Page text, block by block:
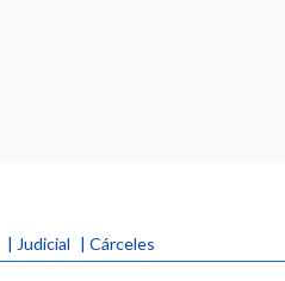
| Judicial | Cárceles